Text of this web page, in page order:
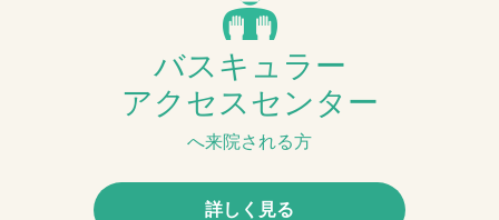
バスキュラー
アクセスセンター
へ来院される方
詳しく見る